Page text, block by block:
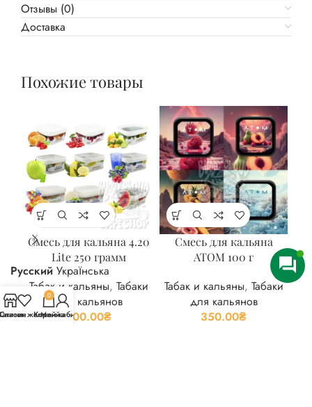
Отзывы (0)
Доставка
Похожие товары
Смесь для кальяна 4.20
Lite 250 грамм
Табак и кальяны, Табаки
для кальянов
600.00₴
Смесь для кальяна
ATOM 100 г
Табак и кальяны, Табаки
для кальянов
350.00₴
Русский Українська
Список желаний
0
Корзина
Мой кабинет